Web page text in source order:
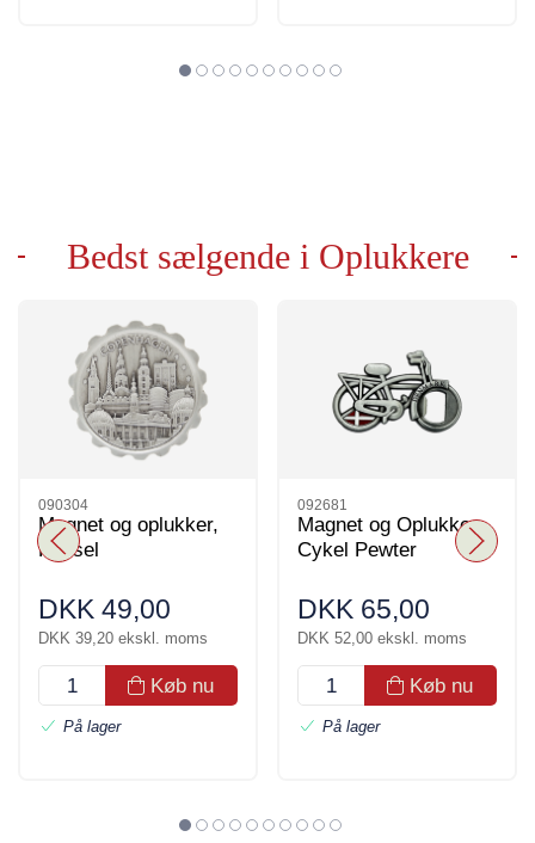
Bedst sælgende i Oplukkere
090304
Magnet og oplukker,
Kapsel
DKK 49,00
DKK 39,20 ekskl. moms
Køb nu
På lager
092681
Magnet og Oplukker,
Cykel Pewter
DKK 65,00
DKK 52,00 ekskl. moms
Køb nu
På lager